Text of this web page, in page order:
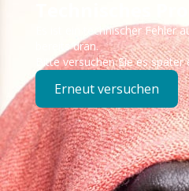
Technisches
Es ist ein technischer Fehler
bereits dran.
Bitte versuchen Sie es später
Erneut versuchen